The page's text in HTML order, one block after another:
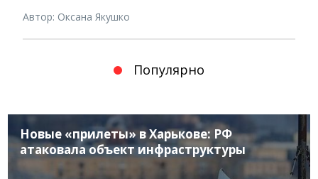
Автор: Оксана Якушко
Популярно
Новые «прилеты» в Харькове: РФ
атаковала объект инфраструктуры